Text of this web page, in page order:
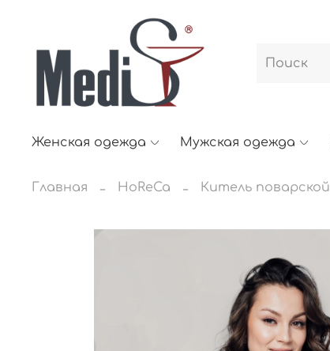
Женская одежда Мужская одежда
Главная HoReCa Китель поварской